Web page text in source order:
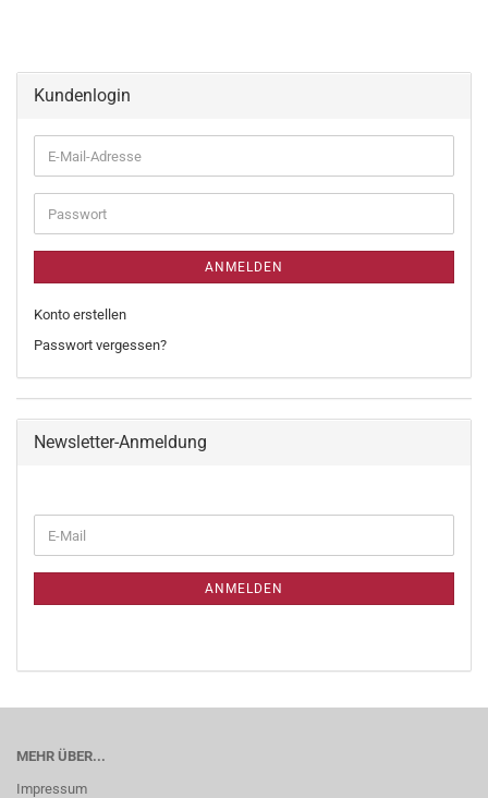
Kundenlogin
ANMELDEN
Konto erstellen
Passwort vergessen?
Newsletter-Anmeldung
ANMELDEN
MEHR ÜBER...
Impressum